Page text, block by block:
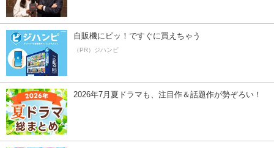
自販機にピッ！ですぐに買えちゃう
（PR）ジハンピ
2026年7月夏ドラマも、注目作＆話題作が勢ぞろい！